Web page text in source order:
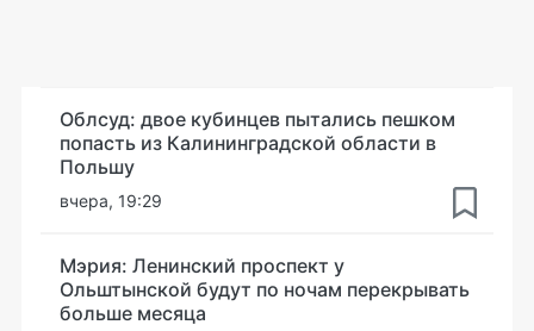
Облсуд: двое кубинцев пытались пешком
попасть из Калининградской области в
Польшу
вчера, 19:29
Мэрия: Ленинский проспект у
Ольштынской будут по ночам перекрывать
больше месяца